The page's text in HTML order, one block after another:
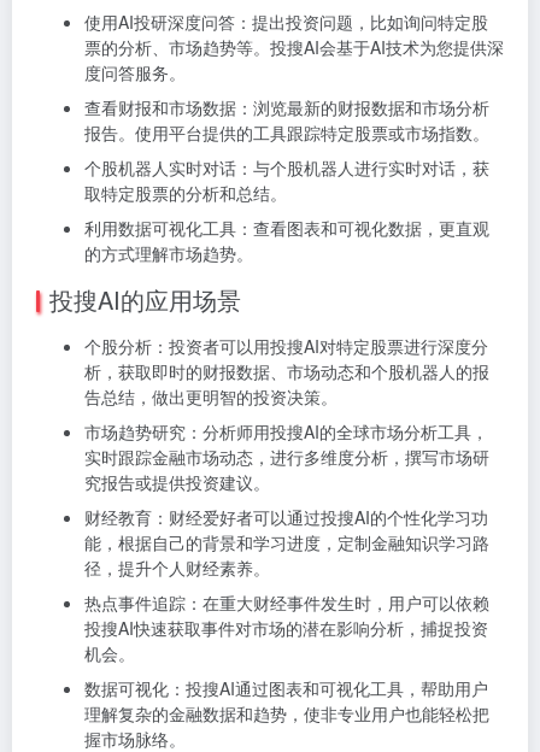
使用AI投研深度问答： 提出投资问题，比如询问特定股
票的分析、市场趋势等。 投搜AI会基于AI技术为您提供深
度问答服务。
查看财报和市场数据： 浏览最新的财报数据和市场分析
报告。 使用平台提供的工具跟踪特定股票或市场指数。
个股机器人实时对话： 与个股机器人进行实时对话，获
取特定股票的分析和总结。
利用数据可视化工具： 查看图表和可视化数据，更直观
的方式理解市场趋势。
投搜AI的应用场景
个股分析：投资者可以用投搜AI对特定股票进行深度分
析，获取即时的财报数据、市场动态和个股机器人的报
告总结，做出更明智的投资决策。
市场趋势研究：分析师用投搜AI的全球市场分析工具，
实时跟踪金融市场动态，进行多维度分析，撰写市场研
究报告或提供投资建议。
财经教育：财经爱好者可以通过投搜AI的个性化学习功
能，根据自己的背景和学习进度，定制金融知识学习路
径，提升个人财经素养。
热点事件追踪：在重大财经事件发生时，用户可以依赖
投搜AI快速获取事件对市场的潜在影响分析，捕捉投资
机会。
数据可视化：投搜AI通过图表和可视化工具，帮助用户
理解复杂的金融数据和趋势，使非专业用户也能轻松把
握市场脉络。